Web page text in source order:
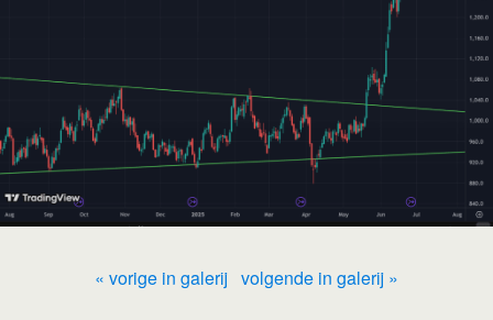
« vorige in galerij volgende in galerij »